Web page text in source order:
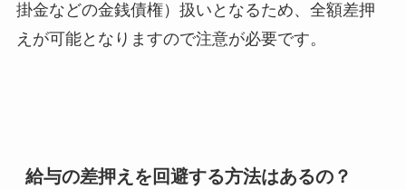
掛金などの金銭債権）扱いとなるため、全額差押
えが可能となりますので注意が必要です。
給与の差押えを回避する方法はあるの？